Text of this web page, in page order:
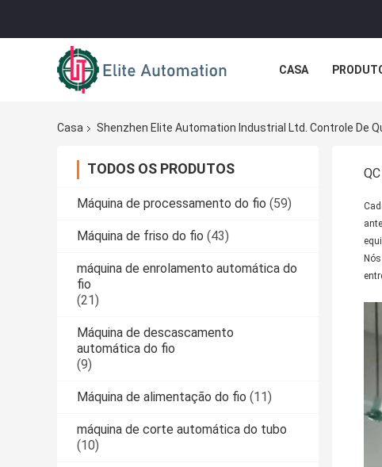
CASA
Casa Shenzhen Elite Automation Industrial Ltd. Controle De
TODOS OS PRODUTOS
Máquina de processamento do fio (59)
Máquina de friso do fio (43)
máquina de enrolamento automática do
fio
(21)
Máquina de descascamento
automática do fio
(9)
Máquina de alimentação do fio (11)
máquina de corte automática do tubo
(10)